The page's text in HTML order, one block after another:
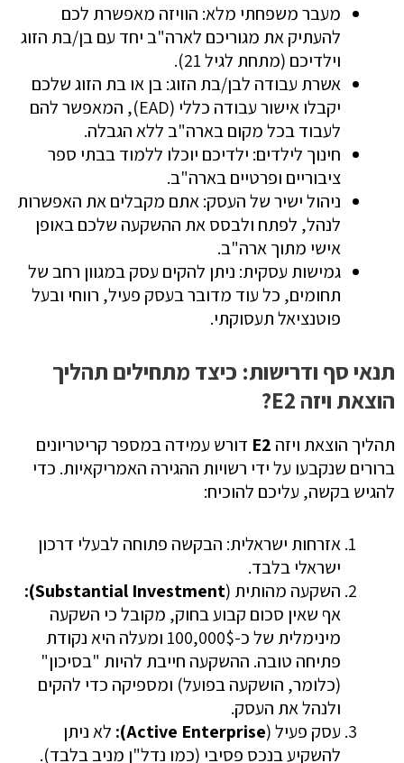
מעבר משפחתי מלא: הוויזה מאפשרת לכם
להעתיק את מגוריכם לארה"ב יחד עם בן/בת הזוג
וילדיכם (מתחת לגיל 21).
אשרת עבודה לבן/בת הזוג: בן או בת הזוג שלכם
יקבלו אישור עבודה כללי (EAD), המאפשר להם
לעבוד בכל מקום בארה"ב ללא הגבלה.
חינוך לילדים: ילדיכם יוכלו ללמוד בבתי ספר
ציבוריים ופרטיים בארה"ב.
ניהול ישיר של העסק: אתם מקבלים את האפשרות
לנהל, לפתח ולבסס את ההשקעה שלכם באופן
אישי מתוך ארה"ב.
גמישות עסקית: ניתן להקים עסק במגוון רחב של
תחומים, כל עוד מדובר בעסק פעיל, רווחי ובעל
פוטנציאל תעסוקתי.
תנאי סף ודרישות: כיצד מתחילים תהליך
הוצאת ויזה E2?
תהליך הוצאת ויזה E2 דורש עמידה במספר קריטריונים
ברורים שנקבעו על ידי רשויות ההגירה האמריקאיות. כדי
להגיש בקשה, עליכם להוכיח:
אזרחות ישראלית: הבקשה פתוחה לבעלי דרכון
ישראלי בלבד.
השקעה מהותית (Substantial Investment):
אף שאין סכום קבוע בחוק, מקובל כי השקעה
מינימלית של כ-100,000$ ומעלה היא נקודת
פתיחה טובה. ההשקעה חייבת להיות "בסיכון"
(כלומר, הושקעה בפועל) ומספיקה כדי להקים
ולנהל את העסק.
עסק פעיל (Active Enterprise):
לא ניתן
להשקיע בנכס פסיבי (כמו נדל"ן מניב בלבד).